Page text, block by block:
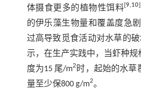
体摄食更多的植物性饵料[9,10]
的伊乐藻生物量和覆盖度急
过高导致觅食活动对水草的
示，在生产实践中，当虾种规
度为15 尾/m2 时，起始的水草
量至少保800 g/m2。